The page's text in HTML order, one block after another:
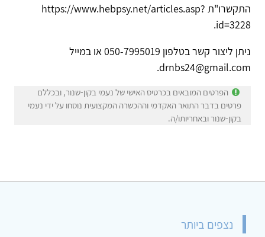
התקשרו"ת https://www.hebpsy.net/articles.asp?
id=3228.
ניתן ליצור קשר בטלפון 050-7995019 או במייל
drnbs24@gmail.com.
הפרטים המובאים בכרטיס האישי של נעמי בקון-שנור, ובכללם
פרטים בדבר התואר האקדמי וההכשרה המקצועית נוסחו על ידי נעמי
בקון-שנור ובאחריותו/ה.
נצפים ביותר